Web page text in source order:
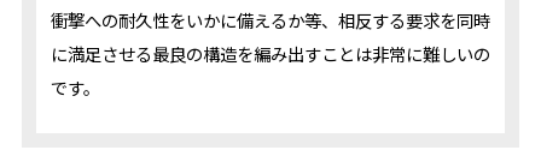
衝撃への耐久性をいかに備えるか等、相反する要求を同時
に満足させる最良の構造を編み出すことは非常に難しいの
です。